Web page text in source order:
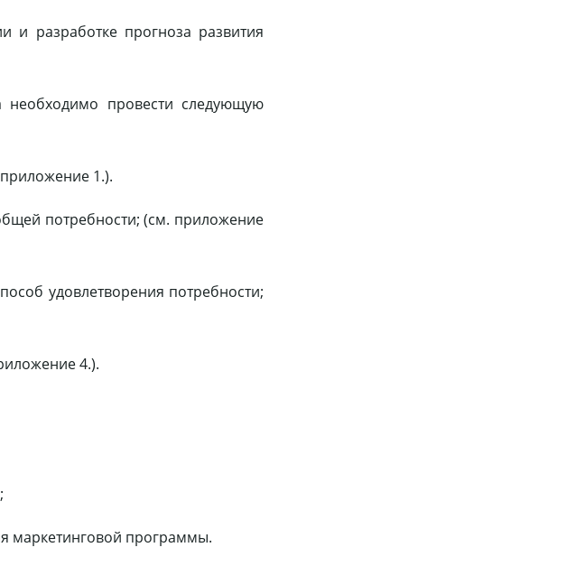
и разработке прогноза развития
необходимо провести следующую
1.).
потребности; (см. приложение
удовлетворения потребности;
4.).
маркетинговой программы.